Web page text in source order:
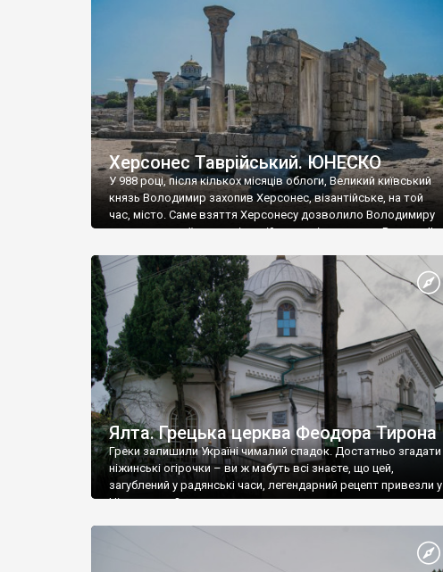
візантійської доби. Раритети викрадені з фондів об’єкту
культурної спадщини ЮНЕСКО «Херсонеса Таврійського».
Офіційно – на виставку «Золото Візантії», але експерти та
влада в Україні вважають це лише […]
Херсонес Таврійський. ЮНЕСКО
У 988 році, після кількох місяців облоги, Великий київський
князь Володимир захопив Херсонес, візантійське, на той
час, місто. Саме взяття Херсонесу дозволило Володимиру
диктувати свої умови візантійському імператору Василю ІІ,
Херсонесі Володимир-язичник, став Василем-
християнином. А потім було Хрещення Русі. На честь
Херсонесу Таврійського названо місто […]
Ялта. Грецька церква Феодора Тирона
Греки залишили Україні чималий спадок. Достатньо згадати
ніжинські огірочки – ви ж мабуть всі знаєте, що цей,
загублений у радянські часи, легендарний рецепт привезли у
Ніжин греки?